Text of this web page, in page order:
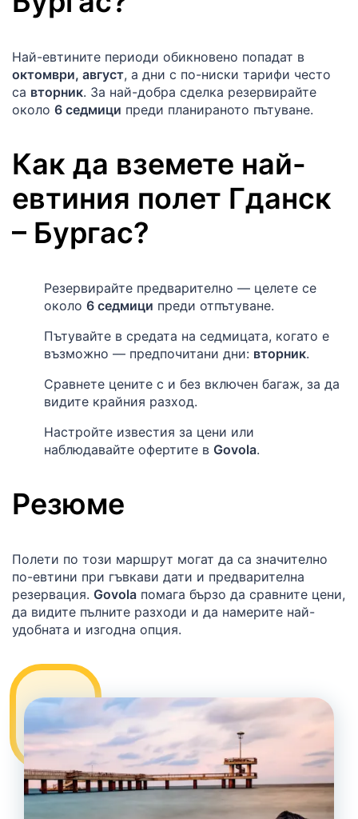
Най-евтините периоди обикновено попадат в
октомври, август, а дни с по-ниски тарифи често
са вторник. За най-добра сделка резервирайте
около 6 седмици преди планираното пътуване.
Как да вземете най-
евтиния полет Гданск
– Бургас?
Резервирайте предварително — целете се
около 6 седмици преди отпътуване.
Пътувайте в средата на седмицата, когато е
възможно — предпочитани дни: вторник.
Сравнете цените с и без включен багаж, за да
видите крайния разход.
Настройте известия за цени или
наблюдавайте офертите в Govola.
Резюме
Полети по този маршрут могат да са значително
по-евтини при гъвкави дати и предварителна
резервация. Govola помага бързо да сравните цени,
да видите пълните разходи и да намерите най-
удобната и изгодна опция.